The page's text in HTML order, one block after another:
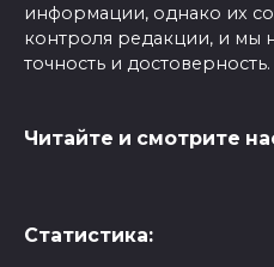
информации, однако их
контроля редакции, и мы
точность и достоверность.
Читайте и смотрите
Статистика: